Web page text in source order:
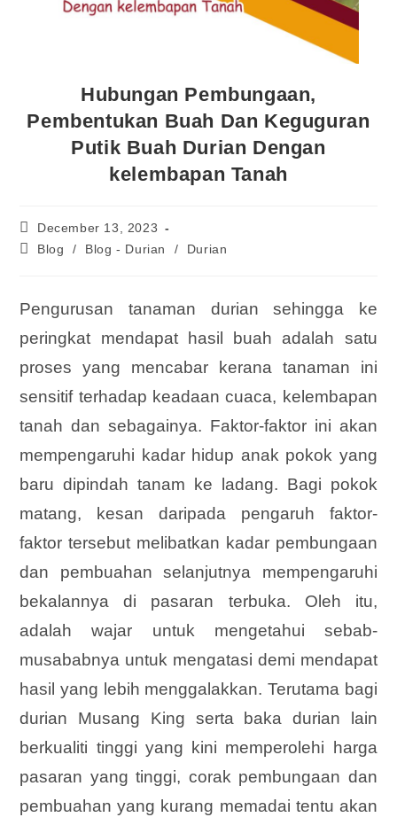
Hubungan Pembungaan,
Pembentukan Buah Dan Keguguran
Putik Buah Durian Dengan
kelembapan Tanah
December 13, 2023
Blog
/ Blog - Durian / Durian
Pengurusan tanaman durian sehingga ke
peringkat mendapat hasil buah adalah satu
proses yang mencabar kerana tanaman ini
sensitif terhadap keadaan cuaca, kelembapan
tanah dan sebagainya. Faktor-faktor ini akan
mempengaruhi kadar hidup anak pokok yang
baru dipindah tanam ke ladang. Bagi pokok
matang, kesan daripada pengaruh faktor-
faktor tersebut melibatkan kadar pembungaan
dan pembuahan selanjutnya mempengaruhi
bekalannya di pasaran terbuka. Oleh itu,
adalah wajar untuk mengetahui sebab-
musababnya untuk mengatasi demi mendapat
hasil yang lebih menggalakkan. Terutama bagi
durian Musang King serta baka durian lain
berkualiti tinggi yang kini memperolehi harga
pasaran yang tinggi, corak pembungaan dan
pembuahan yang kurang memadai tentu akan